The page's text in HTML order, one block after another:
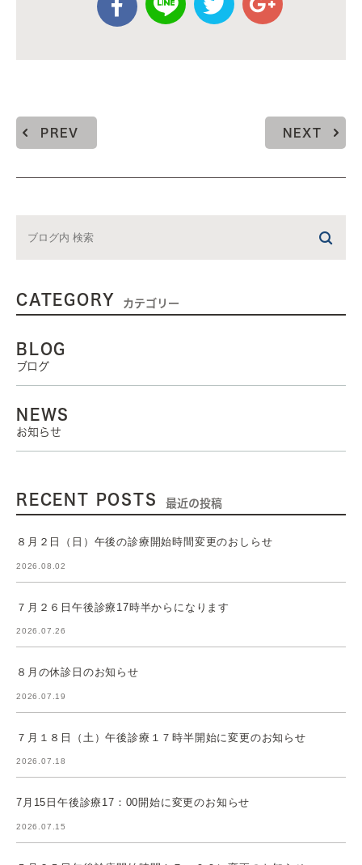
PREV NEXT
CATEGORY カテゴリー
BLOG
ブログ
NEWS
お知らせ
RECENT POSTS 最近の投稿
８月２日（日）午後の診療開始時間変更のおしらせ
2026.08.02
７月２６日午後診療17時半からになります
2026.07.26
８月の休診日のお知らせ
2026.07.19
７月１８日（土）午後診療１７時半開始に変更のお知らせ
2026.07.18
7月15日午後診療17：00開始に変更のお知らせ
2026.07.15